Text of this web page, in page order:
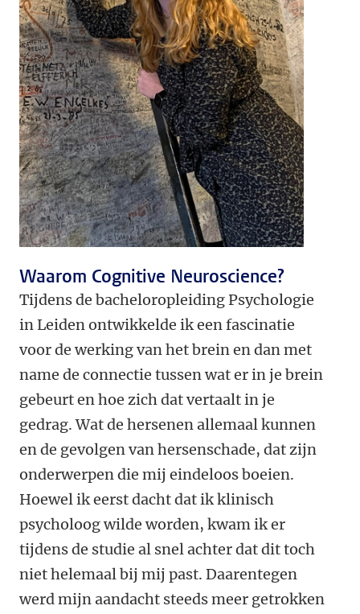
Waarom Cognitive Neuroscience?
Tijdens de bacheloropleiding Psychologie
in Leiden ontwikkelde ik een fascinatie
voor de werking van het brein en dan met
name de connectie tussen wat er in je brein
gebeurt en hoe zich dat vertaalt in je
gedrag. Wat de hersenen allemaal kunnen
en de gevolgen van hersenschade, dat zijn
onderwerpen die mij eindeloos boeien.
Hoewel ik eerst dacht dat ik klinisch
psycholoog wilde worden, kwam ik er
tijdens de studie al snel achter dat dit toch
niet helemaal bij mij past. Daarentegen
werd mijn aandacht steeds meer getrokken